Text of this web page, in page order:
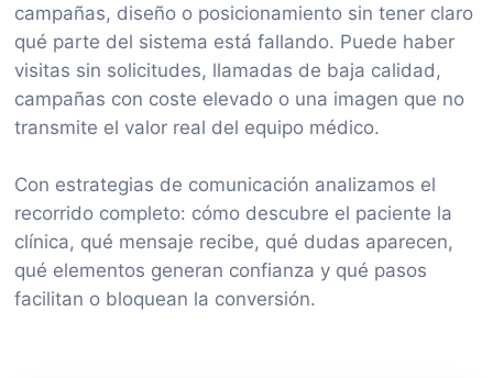
campañas, diseño o posicionamiento sin tener claro
qué parte del sistema está fallando. Puede haber
visitas sin solicitudes, llamadas de baja calidad,
campañas con coste elevado o una imagen que no
transmite el valor real del equipo médico.
Con estrategias de comunicación analizamos el
recorrido completo: cómo descubre el paciente la
clínica, qué mensaje recibe, qué dudas aparecen,
qué elementos generan confianza y qué pasos
facilitan o bloquean la conversión.